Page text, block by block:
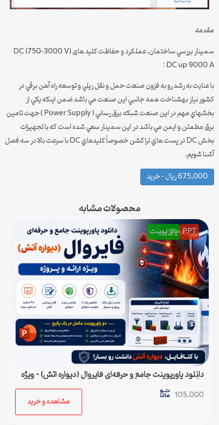
مقدمه
سمینار بررسي ساختمان، عملكرد و حفاظت کلید های (DC (750-3000 V
DC up 9000 A :
با عنايت به رشد رو به فزون صنعت حمل و نقل ريلي و توسعه راه آهن برقي در
كشور نياز بهشناخت همه جانبي اين صنعت مي باشد ضمن اينكه يكي از
بخشهاي مهم در اين صنعت شبكه برق رساني ( Power Supply ) جهت تامين
برق مطمئن و ايمن مي باشد در اين سمينار سعي شده است كه با تجهيزات
بخش DC در پست هاي تراكشن خصوصاً كليدهاي DC با سرعت بالا در سه فصل
آشنا شويم.
675,000 ریال – خرید
محصولات مشابه
PPT پاورپوینت
دانلود پاورپوینت جامع و حرفه‌ای فایروال (دیواره آتش) – ویژه
ارائه و پروژه
105,000
مشاهده و خرید